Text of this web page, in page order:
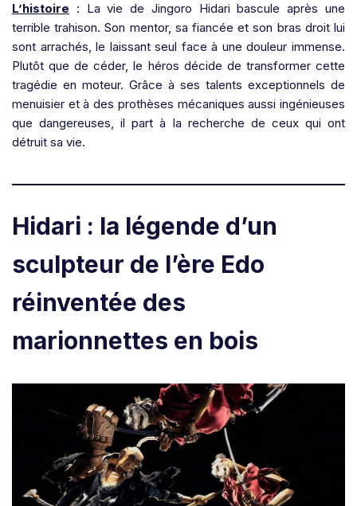
L’histoire : La vie de Jingoro Hidari bascule après une
terrible trahison. Son mentor, sa fiancée et son bras droit lui
sont arrachés, le laissant seul face à une douleur immense.
Plutôt que de céder, le héros décide de transformer cette
tragédie en moteur. Grâce à ses talents exceptionnels de
menuisier et à des prothèses mécaniques aussi ingénieuses
que dangereuses, il part à la recherche de ceux qui ont
détruit sa vie.
Hidari : la légende d’un
sculpteur de l’ère Edo
réinventée des
marionnettes en bois